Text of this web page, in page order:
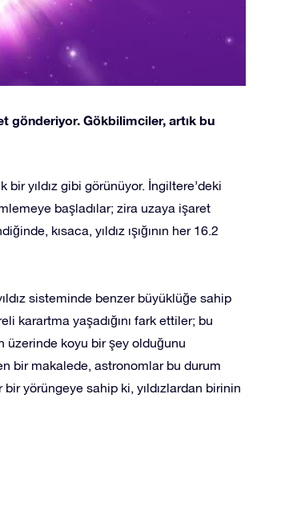
gönderiyor. Gökbilimciler, artık bu
yıldız gibi görünüyor. İngiltere’deki
başladılar; zira uzaya işaret
kısaca, yıldız ışığının her 16.2
sisteminde benzer büyüklüğe sahip
karartma yaşadığını fark ettiler; bu
üzerinde koyu bir şey olduğunu
bir makalede, astronomlar bu durum
yörüngeye sahip ki, yıldızlardan birinin